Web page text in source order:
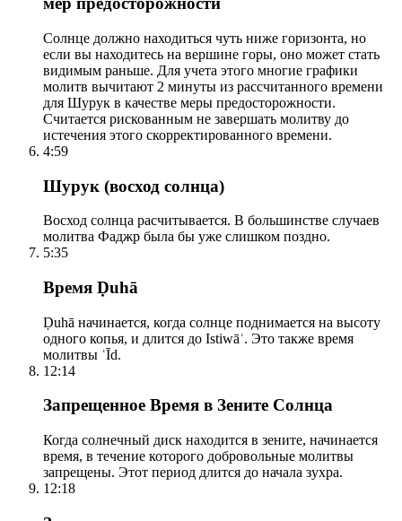
Солнце должно находиться чуть ниже горизонта, но
если вы находитесь на вершине горы, оно может стать
видимым раньше. Для учета этого многие графики
молитв вычитают 2 минуты из рассчитанного времени
для Шурук в качестве меры предосторожности.
Считается рискованным не завершать молитву до
истечения этого скорректированного времени.
4:59
Шурук (восход солнца)
Восход солнца расчитывается. В большинстве случаев
молитва Фаджр была бы уже слишком поздно.
5:35
Время Ḍuhā
Ḍuhā начинается, когда солнце поднимается на высоту
одного копья, и длится до Istiwāʾ. Это также время
молитвы ʿĪd.
12:14
Запрещенное Время в Зените Солнца
Когда солнечный диск находится в зените, начинается
время, в течение которого добровольные молитвы
запрещены. Этот период длится до начала зухра.
12:18